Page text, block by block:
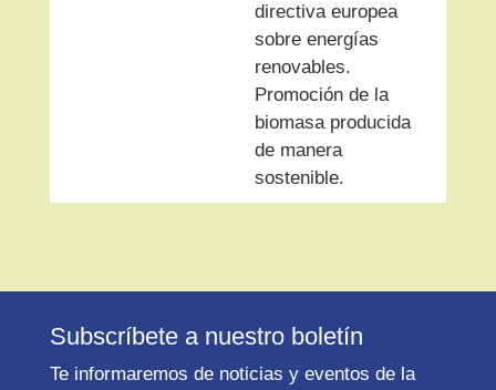
directiva europea
sobre energías
renovables.
Promoción de la
biomasa producida
de manera
sostenible.
Subscríbete a nuestro boletín
Te informaremos de noticias y eventos de la